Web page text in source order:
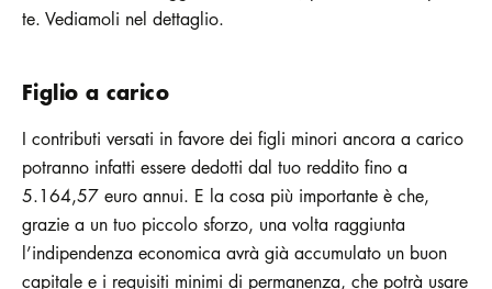
te. Vediamoli nel dettaglio.
Figlio a carico
I contributi versati in favore dei figli minori ancora a carico
potranno infatti essere dedotti dal tuo reddito fino a
5.164,57 euro annui. E la cosa più importante è che,
grazie a un tuo piccolo sforzo, una volta raggiunta
l’indipendenza economica avrà già accumulato un buon
capitale e i requisiti minimi di permanenza, che potrà usare